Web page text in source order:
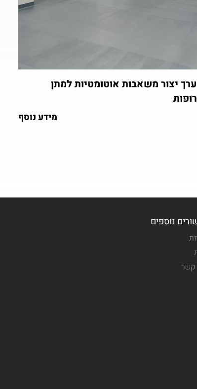
יצור משאבות אוטומטיות למתן
מידע נוסף
נוספים
קשר